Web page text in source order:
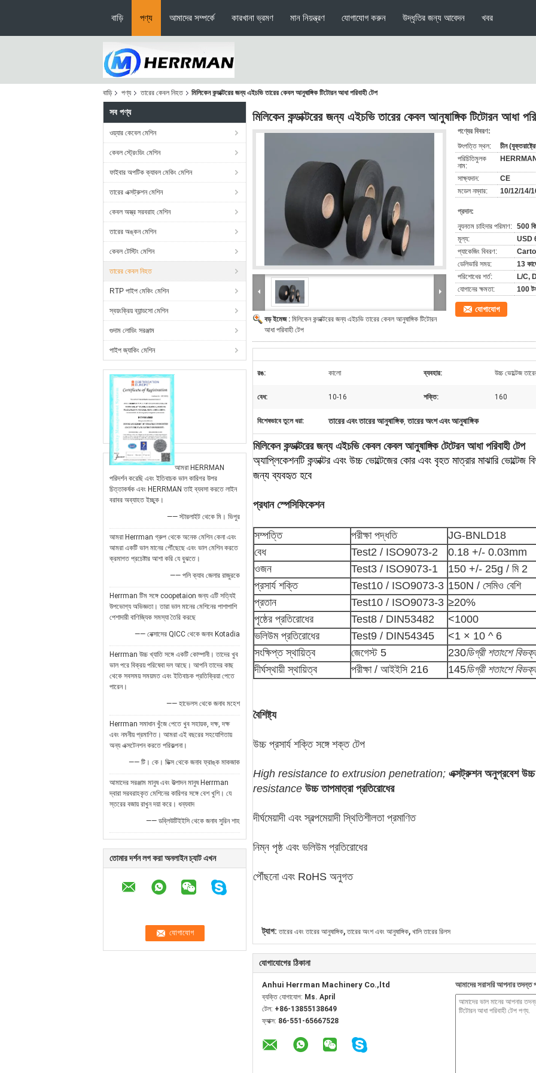
বাড়ি পণ্য আমাদের সম্পর্কে কারখানা ভ্রমণ মান নিয়ন্ত্রণ যোগাযোগ করুন উদ্ধৃতির জন্য আবেদন খবর
বাড়ি পণ্য তারের কেবল নিহত মিলিকেন কন্ডাক্টরের জন্য এইচভি তারের কেবল আনুষাঙ্গিক টিটোরন আধা পরিবাহী টেপ
সব পণ্য
ওয়্যার কেবেল মেশিন
কেবল স্ট্রেংডিং মেশিন
ফাইবার অপটিক ক্যাবল মেকিং মেশিন
তারের এক্সট্রুশন মেশিন
কেবল অস্ত্র সরবরাহ মেশিন
তারের অঙ্কন মেশিন
কেবল টেস্টিং মেশিন
তারের কেবল নিহত
RTP পাইপ মেকিং মেশিন
স্বয়ংক্রিয় ব্যান্ডসো মেশিন
গুদাম লোডিং সরঞ্জাম
পাইপ জ্যাকিং মেশিন
আমরা HERRMAN
পরিদর্শন করেছি এবং ইতিবাচক ভাল কারিগর উপর
চিত্তাকর্ষক এবং HERRMAN তাই ব্যবসা করতে লাইন
বরাবর অব্যাহত ইচ্ছুক।
—— স্টারলাইট থেকে মি। ভিপুর
আমরা Herrman গ্রুপ থেকে অনেক মেশিন কেনা এবং
আমরা একটি ভাল মানের পৌঁছেছে এবং ভাল মেশিন করতে
ক্রমাগত প্রচেষ্টার আশা করি যে বুঝতে।
—— পলি ক্যাব জেলার রাজুরকে
Herrman টিম সঙ্গে coopetaion জন্য এটি সত্যিই
উপভোগ্য অভিজ্ঞতা। তারা ভাল মানের মেশিনের পাশাপাশি
পেশাদারী বাণিজ্যিক সমস্যা তৈরি করছে
—— নেক্সাসের QICC থেকে জনাব Kotadia
Herrman উচ্চ খ্যাতি সঙ্গে একটি কোম্পানী। তাদের খুব
ভাল পরে বিক্রয় পরিষেবা দল আছে। আপনি তাদের কাছ
থেকে সবসময় সময়মত এবং ইতিবাচক প্রতিক্রিয়া পেতে
পারেন।
—— হাভেলস থেকে জনাব মহেশ
Herrman সমাধান খুঁজে পেতে খুব সহায়ক, দক্ষ, দক্ষ
এবং নমনীয় প্রমাণিত। আমরা এই বছরের সহযোগিতায়
অন্য এক্সটেনশন করতে পরিকল্পনা।
—— টি। কে। ডিক্স থেকে জনাব ফ্রাঙ্ক মাকজাক
আমাদের সরঞ্জাম মানুষ এবং উত্পাদন মানুষ Herrman
দ্বারা সরবরাহকৃত মেশিনের কারিগর সঙ্গে বেশ খুশি। যে
স্তরের বজায় রাখুন দয়া করে। ধন্যবাদ
—— ডব্লিউটিইইসি থেকে জনাব সুরিন শাহ
তোমার দর্শন লগ করা অনলাইন চ্যাট এখন
মিলিকেন কন্ডাক্টরের জন্য এইচভি তারের কেবল আনুষাঙ্গিক টিটোরন আধা
বড় ইমেজ : মিলিকেন কন্ডাক্টরের জন্য এইচভি তারের কেবল আনুষাঙ্গিক টিটোরন
আধা পরিবাহী টেপ
পণ্যের বিবরণ:
উৎপত্তি স্থল:
চীন
পরিচিতিমুলক
নাম:
সাক্ষ্যদান:
CE
মডেল নম্বার:
10/12/14/
প্রদান:
ন্যূনতম চাহিদার পরিমাণ: 500
মূল্য:
USD
প্যাকেজিং বিবরণ:
ডেলিভারি সময়:
13
পরিশোধের শর্ত:
L/C,
যোগানের ক্ষমতা:
100
যোগাযোগ
রঙ: কালো ব্যবহার: উচ্চ ভোল্টেজ
বেধ: 10-16 শক্তি: 160
বিশেষভাবে তুলে ধরা: তারের এবং তারের আনুষাঙ্গিক,তারের অংশ এবং আনুষাঙ্গিক
মিলিকেন কন্ডাক্টরের জন্য এইচভি কেবল কেবল আনুষাঙ্গিক টেটেরন আধা পরিবাহী টেপ
অ্যাপ্লিকেশনটি কন্ডাক্টর এবং উচ্চ ভোল্টেজের কোর এবং বৃহত মাত্রার মাঝারি ভোল্টেজ
জন্য ব্যবহৃত হবে
প্রধান স্পেসিফিকেশন
সম্পত্তি পরীক্ষা পদ্ধতি
JG-BNLD18
বেধ
Test2 / ISO9073-2
0.18 +/- 0.03mm
ওজন
Test3 / ISO9073-1
150 +/- 25g / মি 2
প্রসার্য শক্তি
Test10 / ISO9073-3 150N / সেমিও বেশি
প্রতান
Test10 / ISO9073-3 ≥20%
পৃষ্ঠের প্রতিরোধের
Test8 / DIN53482
<1000
ভলিউম প্রতিরোধের
Test9 / DIN54345
<1 × 10 ^ 6
সংক্ষিপ্ত স্থায়িত্ব
জেগেস্ট 5 230ডিগ্রী শতাংশে
দীর্ঘস্থায়ী স্থায়িত্ব
পরীক্ষা / আইইসি 216 145ডিগ্রী শতাংশে
বৈশিষ্ট্য
উচ্চ প্রসার্য শক্তি সঙ্গে শক্ত টেপ
High resistance to extrusion penetration; এক্সট্রুশন অনুপ্রবেশ উচ্চ
resistance উচ্চ তাপমাত্রা প্রতিরোধের
দীর্ঘমেয়াদী এবং স্বল্পমেয়াদী স্থিতিশীলতা প্রমাণিত
নিম্ন পৃষ্ঠ এবং ভলিউম প্রতিরোধের
পৌঁছনো এবং RoHS অনুগত
ট্যাগ: তারের এবং তারের আনুষাঙ্গিক, তারের অংশ এবং আনুষাঙ্গিক, খালি তারের রিলস
যোগাযোগের ঠিকানা
Anhui Herrman Machinery Co.,ltd
ব্যক্তি যোগাযোগ: Ms. April
টেল: +86-13855138649
ফ্যাক্স: 86-551-65667528
আমাদের সরাসরি আপনার তদন্ত